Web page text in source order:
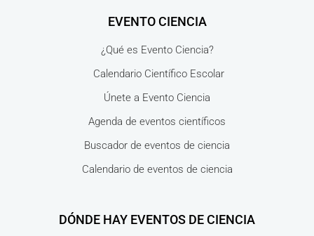
EVENTO CIENCIA
¿Qué es Evento Ciencia?
Calendario Científico Escolar
Únete a Evento Ciencia
Agenda de eventos científicos
Buscador de eventos de ciencia
Calendario de eventos de ciencia
DÓNDE HAY EVENTOS DE CIENCIA